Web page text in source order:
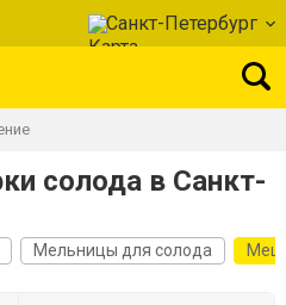
Санкт-Петербург
солода в Санкт-
Мельницы для солода